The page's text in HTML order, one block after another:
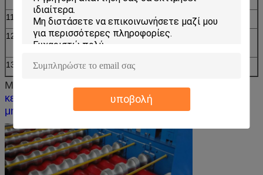
υποβολή
11 Υδραυλικός
12
Ακρίβεια
επεξεργασίας
Μέσα σε 1.00mm
13 Σύστημα ελέγχου
Μεταλλικό πιάτο που κυλάτο βερνικωμένο ρόλο
κεραμιδιών που διαμορφώνει τους εξοπλισμούς
μηχανών για τη στέγη